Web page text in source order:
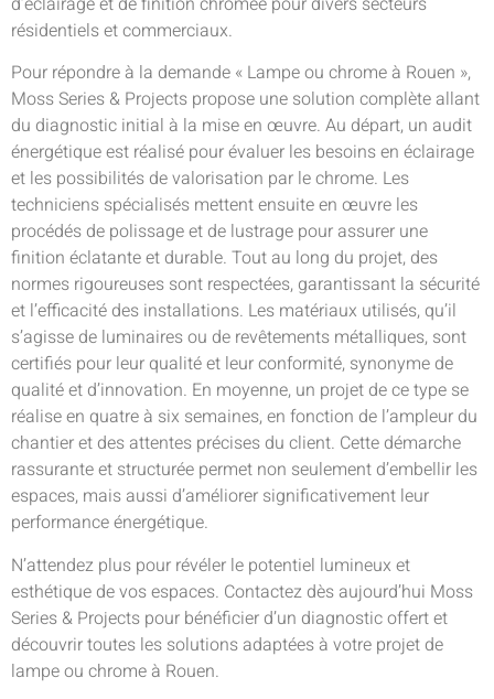
résidentiels et commerciaux.
Pour répondre à la demande « Lampe ou chrome à Rouen »,
Moss Series & Projects propose une solution complète allant
du diagnostic initial à la mise en œuvre. Au départ, un audit
énergétique est réalisé pour évaluer les besoins en éclairage
et les possibilités de valorisation par le chrome. Les
techniciens spécialisés mettent ensuite en œuvre les
procédés de polissage et de lustrage pour assurer une
finition éclatante et durable. Tout au long du projet, des
normes rigoureuses sont respectées, garantissant la sécurité
et l’efficacité des installations. Les matériaux utilisés, qu’il
s’agisse de luminaires ou de revêtements métalliques, sont
certifiés pour leur qualité et leur conformité, synonyme de
qualité et d’innovation. En moyenne, un projet de ce type se
réalise en quatre à six semaines, en fonction de l’ampleur du
chantier et des attentes précises du client. Cette démarche
rassurante et structurée permet non seulement d’embellir les
espaces, mais aussi d’améliorer significativement leur
performance énergétique.
N’attendez plus pour révéler le potentiel lumineux et
esthétique de vos espaces. Contactez dès aujourd’hui Moss
Series & Projects pour bénéficier d’un diagnostic offert et
découvrir toutes les solutions adaptées à votre projet de
lampe ou chrome à Rouen.